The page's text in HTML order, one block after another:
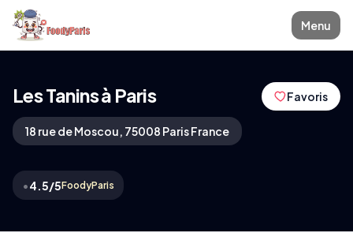
Menu
Les Tanins à Paris
18 rue de Moscou, 75008 Paris France
•4.5/5FoodyParis
Favoris